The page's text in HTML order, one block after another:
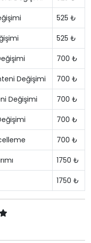
525 ₺
525 ₺
700 ₺
Değişimi 700 ₺
Değişimi 700 ₺
700 ₺
700 ₺
1750 ₺
1750 ₺